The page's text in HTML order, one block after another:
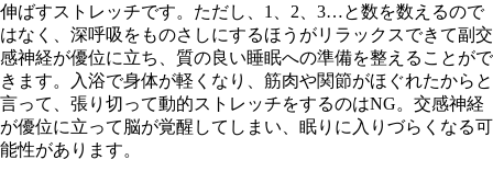
伸ばすストレッチです。ただし、1、2、3…と数を数えるので
はなく、深呼吸をものさしにするほうがリラックスできて副交
感神経が優位に立ち、質の良い睡眠への準備を整えることがで
きます。入浴で身体が軽くなり、筋肉や関節がほぐれたからと
言って、張り切って動的ストレッチをするのはNG。交感神経
が優位に立って脳が覚醒してしまい、眠りに入りづらくなる可
能性があります。